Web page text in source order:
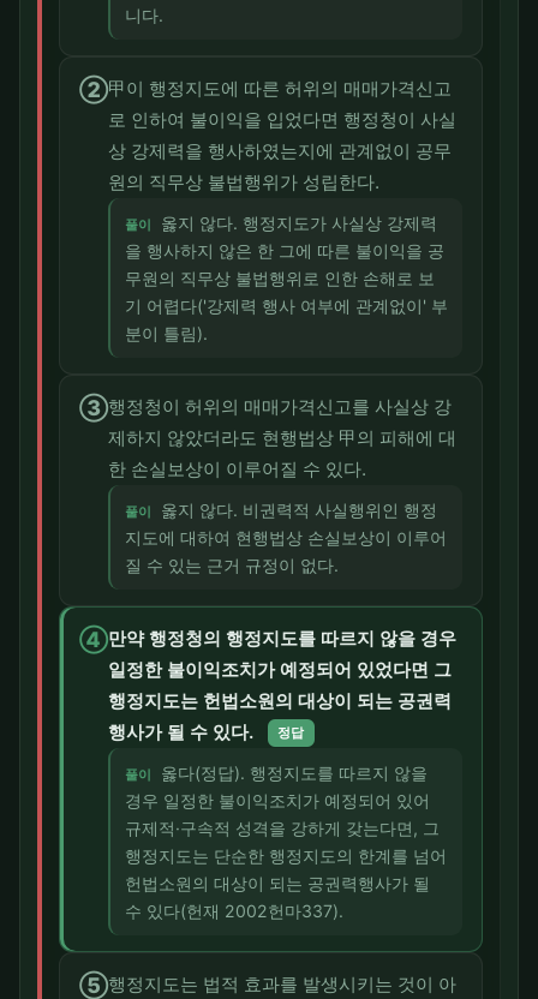
니다.
②甲이 행정지도에 따른 허위의 매매가격신고
로 인하여 불이익을 입었다면 행정청이 사실
상 강제력을 행사하였는지에 관계없이 공무
원의 직무상 불법행위가 성립한다.
풀이
옳지 않다. 행정지도가 사실상 강제력
을 행사하지 않은 한 그에 따른 불이익을 공
무원의 직무상 불법행위로 인한 손해로 보
기 어렵다('강제력 행사 여부에 관계없이' 부
분이 틀림).
③행정청이 허위의 매매가격신고를 사실상 강
제하지 않았더라도 현행법상 甲의 피해에 대
한 손실보상이 이루어질 수 있다.
풀이
옳지 않다. 비권력적 사실행위인 행정
지도에 대하여 현행법상 손실보상이 이루어
질 수 있는 근거 규정이 없다.
④만약 행정청의 행정지도를 따르지 않을 경우
일정한 불이익조치가 예정되어 있었다면 그
행정지도는 헌법소원의 대상이 되는 공권력
행사가 될 수 있다.
정답
풀이
옳다(정답). 행정지도를 따르지 않을
경우 일정한 불이익조치가 예정되어 있어
규제적·구속적 성격을 강하게 갖는다면, 그
행정지도는 단순한 행정지도의 한계를 넘어
헌법소원의 대상이 되는 공권력행사가 될
수 있다(헌재 2002헌마337).
⑤행정지도는 법적 효과를 발생시키는 것이 아